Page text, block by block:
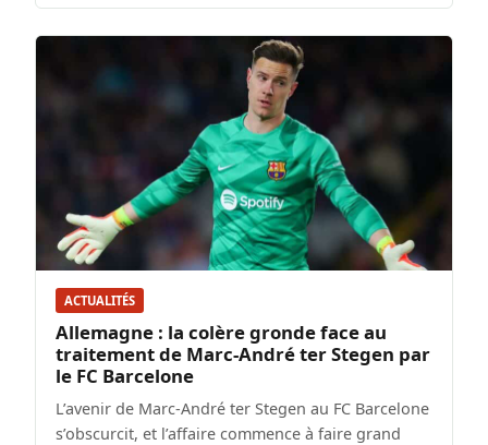
ACTUALITÉS
Allemagne : la colère gronde face au
traitement de Marc-André ter Stegen par
le FC Barcelone
L’avenir de Marc-André ter Stegen au FC Barcelone
s’obscurcit, et l’affaire commence à faire grand